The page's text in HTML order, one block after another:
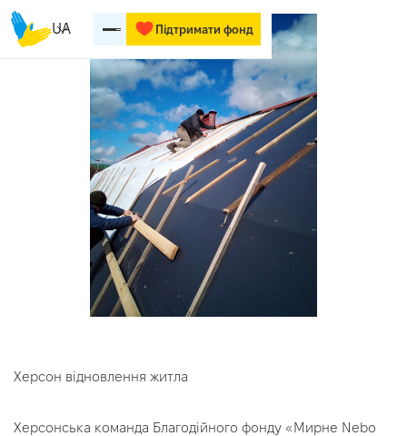
UA Підтримати фонд
Херсон відновлення житла
Херсонська команда Благодійного фонду «Мирне Nebo